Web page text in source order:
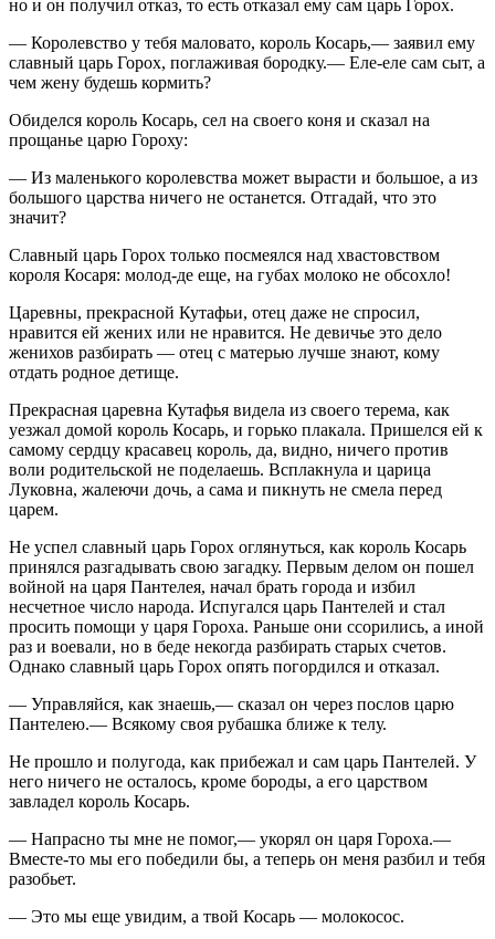
но и он получил отказ, то есть отказал ему сам царь Горох.
— Королевство у тебя маловато, король Косарь,— заявил ему
славный царь Горох, поглаживая бородку.— Еле-еле сам сыт, а
чем жену будешь кормить?
Обиделся король Косарь, сел на своего коня и сказал на
прощанье царю Гороху:
— Из маленького королевства может вырасти и большое, а из
большого царства ничего не останется. Отгадай, что это
значит?
Славный царь Горох только посмеялся над хвастовством
короля Косаря: молод-де еще, на губах молоко не обсохло!
Царевны, прекрасной Кутафьи, отец даже не спросил,
нравится ей жених или не нравится. Не девичье это дело
женихов разбирать — отец с матерью лучше знают, кому
отдать родное детище.
Прекрасная царевна Кутафья видела из своего терема, как
уезжал домой король Косарь, и горько плакала. Пришелся ей к
самому сердцу красавец король, да, видно, ничего против
воли родительской не поделаешь. Всплакнула и царица
Луковна, жалеючи дочь, а сама и пикнуть не смела перед
царем.
Не успел славный царь Горох оглянуться, как король Косарь
принялся разгадывать свою загадку. Первым делом он пошел
войной на царя Пантелея, начал брать города и избил
несчетное число народа. Испугался царь Пантелей и стал
просить помощи у царя Гороха. Раньше они ссорились, а иной
раз и воевали, но в беде некогда разбирать старых счетов.
Однако славный царь Горох опять погордился и отказал.
— Управляйся, как знаешь,— сказал он через послов царю
Пантелею.— Всякому своя рубашка ближе к телу.
Не прошло и полугода, как прибежал и сам царь Пантелей. У
него ничего не осталось, кроме бороды, а его царством
завладел король Косарь.
— Напрасно ты мне не помог,— укорял он царя Гороха.—
Вместе-то мы его победили бы, а теперь он меня разбил и тебя
разобьет.
— Это мы еще увидим, а твой Косарь — молокосос.